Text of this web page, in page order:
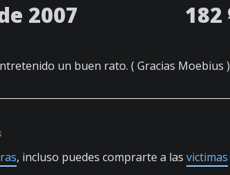
2007 182
un buen rato. ( Gracias Moebius )
, incluso puedes comprarte a las victimas